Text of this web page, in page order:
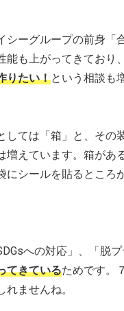
ーグループの前身「
も上がってきており
りたい！という相談も
ては「箱」と、その
えています。箱があ
シールを貼るところ
への対応」、「脱
てきているためです。
ませんね。